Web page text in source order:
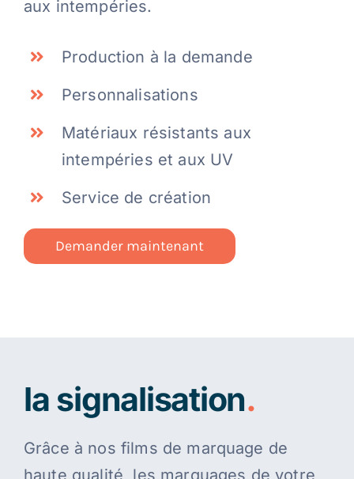
aux intempéries.
Production à la demande
Personnalisations
Matériaux résistants aux
intempéries et aux UV
Service de création
Demander maintenant
la signalisation.
Grâce à nos films de marquage de
haute qualité, les marquages de votre